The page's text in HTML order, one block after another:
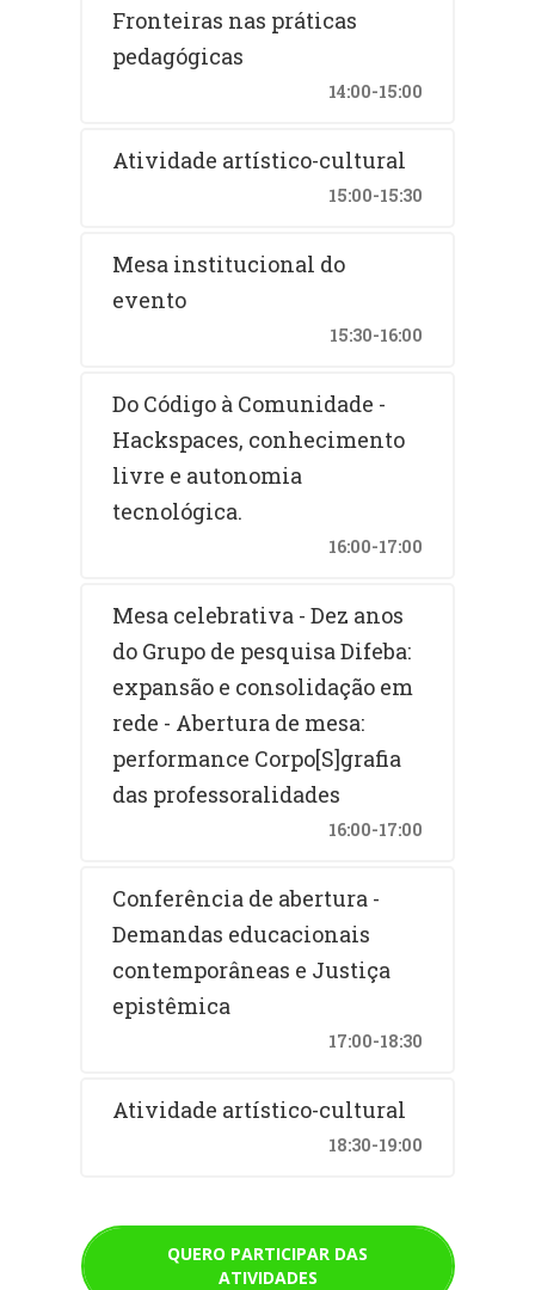
Fronteiras nas práticas
pedagógicas
14:00-15:00
Atividade artístico-cultural
15:00-15:30
Mesa institucional do
evento
15:30-16:00
Do Código à Comunidade -
Hackspaces, conhecimento
livre e autonomia
tecnológica.
16:00-17:00
Mesa celebrativa - Dez anos
do Grupo de pesquisa Difeba:
expansão e consolidação em
rede - Abertura de mesa:
performance Corpo[S]grafia
das professoralidades
16:00-17:00
Conferência de abertura -
Demandas educacionais
contemporâneas e Justiça
epistêmica
17:00-18:30
Atividade artístico-cultural
18:30-19:00
QUERO PARTICIPAR DAS
ATIVIDADES